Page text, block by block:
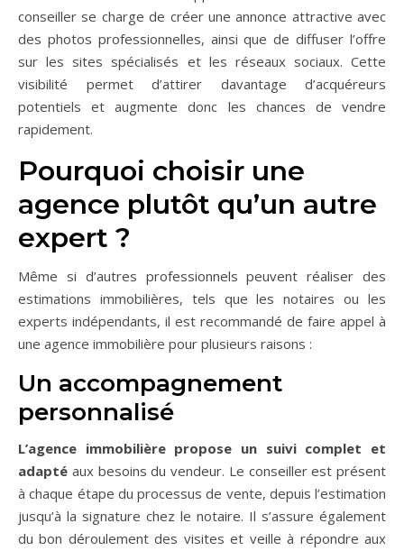
conseiller se charge de créer une annonce attractive avec
des photos professionnelles, ainsi que de diffuser l’offre
sur les sites spécialisés et les réseaux sociaux. Cette
visibilité permet d’attirer davantage d’acquéreurs
potentiels et augmente donc les chances de vendre
rapidement.
Pourquoi choisir une
agence plutôt qu’un autre
expert ?
Même si d’autres professionnels peuvent réaliser des
estimations immobilières, tels que les notaires ou les
experts indépendants, il est recommandé de faire appel à
une agence immobilière pour plusieurs raisons :
Un accompagnement
personnalisé
L’agence immobilière propose un suivi complet et
adapté aux besoins du vendeur. Le conseiller est présent
à chaque étape du processus de vente, depuis l’estimation
jusqu’à la signature chez le notaire. Il s’assure également
du bon déroulement des visites et veille à répondre aux